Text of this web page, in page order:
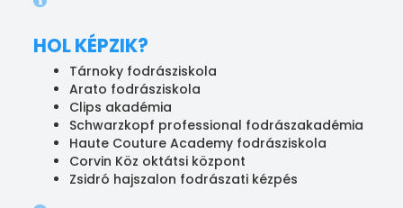
HOL KÉPZIK?
Tárnoky fodrásziskola
Arato fodrásziskola
Clips akadémia
Schwarzkopf professional fodrászakadémia
Haute Couture Academy fodrásziskola
Corvin Köz oktátsi központ
Zsidró hajszalon fodrászati kézpés